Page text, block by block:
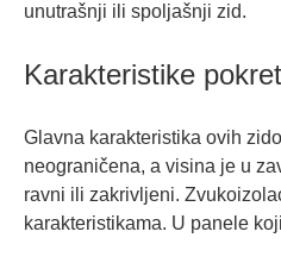
unutrašnji ili spoljašnji zid.
Karakteristike
Glavna karakteristika ovih
neograničena, a visina je u
ravni ili zakrivljeni.
karakteristikama. U panele